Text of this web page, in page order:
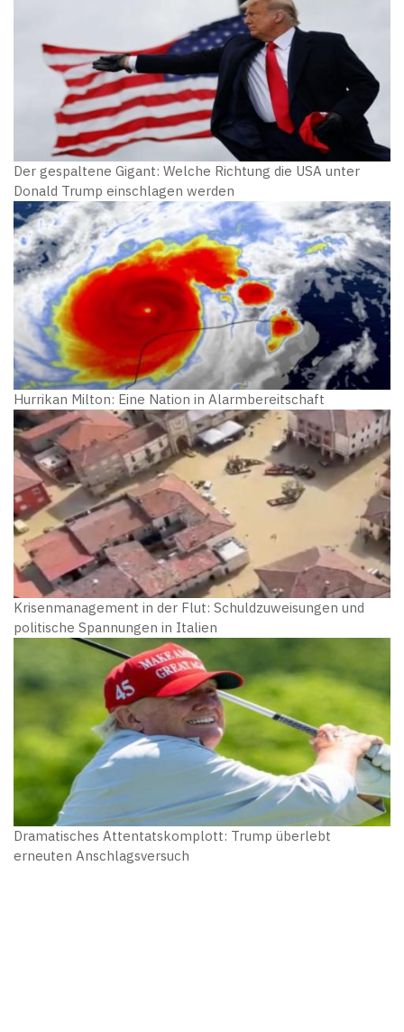
Der gespaltene Gigant: Welche Richtung die USA unter
Donald Trump einschlagen werden
Hurrikan Milton: Eine Nation in Alarmbereitschaft
Krisenmanagement in der Flut: Schuldzuweisungen und
politische Spannungen in Italien
Dramatisches Attentatskomplott: Trump überlebt
erneuten Anschlagsversuch